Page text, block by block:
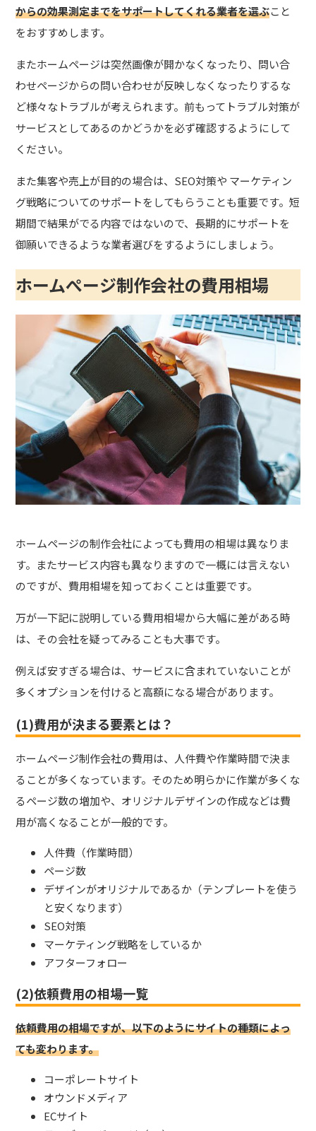
からの効果測定までをサポートしてくれる業者を選ぶこと
をおすすめします。
またホームページは突然画像が開かなくなったり、問い合
わせページからの問い合わせが反映しなくなったりするな
ど様々なトラブルが考えられます。前もってトラブル対策が
サービスとしてあるのかどうかを必ず確認するようにして
ください。
また集客や売上が目的の場合は、SEO対策や マーケティン
グ戦略についてのサポートをしてもらうことも重要です。短
期間で結果がでる内容ではないので、長期的にサポートを
御願いできるような業者選びをするようにしましょう。
ホームぺージ制作会社の費用相場
ホームページの制作会社によっても費用の相場は異なりま
す。またサービス内容も異なりますので一概には言えない
のですが、費用相場を知っておくことは重要です。
万が一下記に説明している費用相場から大幅に差がある時
は、その会社を疑ってみることも大事です。
例えば安すぎる場合は、サービスに含まれていないことが
多くオプションを付けると高額になる場合があります。
(1)費用が決まる要素とは？
ホームページ制作会社の費用は、人件費や作業時間で決ま
る ことが多くなっています。そのため明らかに作業が多くな
るページ数の増加や、オリジナルデザインの作成などは費
用が高くなることが一般的です。
人件費（作業時間）
ページ数
デザインがオリジナルであるか（テンプレートを使う
と安くなります）
SEO対策
マーケティング戦略をしているか
アフターフォロー
(2)依頼費用の相場一覧
依頼費用の相場ですが、以下のようにサイトの種類によっ
ても変わります。
コーポレートサイト
オウンドメディア
ECサイト